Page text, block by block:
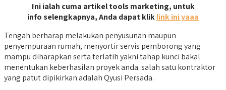
Ini ialah cuma artikel tools marketing, untuk
info selengkapnya, Anda dapat kliklink ini yaaa
Tengah berharap melakukan penyusunan maupun
penyempuraan rumah, menyortir servis pemborong yang
mampu diharapkan serta terlatih yakni tahap kunci bakal
menentukan keberhasilan proyek anda. salah satu kontraktor
yang patut dipikirkan adalah Qyusi Persada.